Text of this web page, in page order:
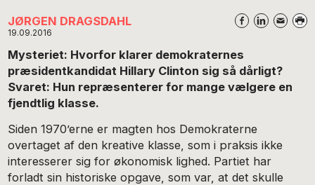
JØRGEN DRAGSDAHL
19.09.2016
Mysteriet: Hvorfor klarer demokraternes
præsidentkandidat Hillary Clinton sig så dårligt?
Svaret: Hun repræsenterer for mange vælgere en
fjendtlig klasse.
Siden 1970’erne er magten hos Demokraterne
overtaget af den kreative klasse, som i praksis ikke
interesserer sig for økonomisk lighed. Partiet har
forladt sin historiske opgave, som var, at det skulle